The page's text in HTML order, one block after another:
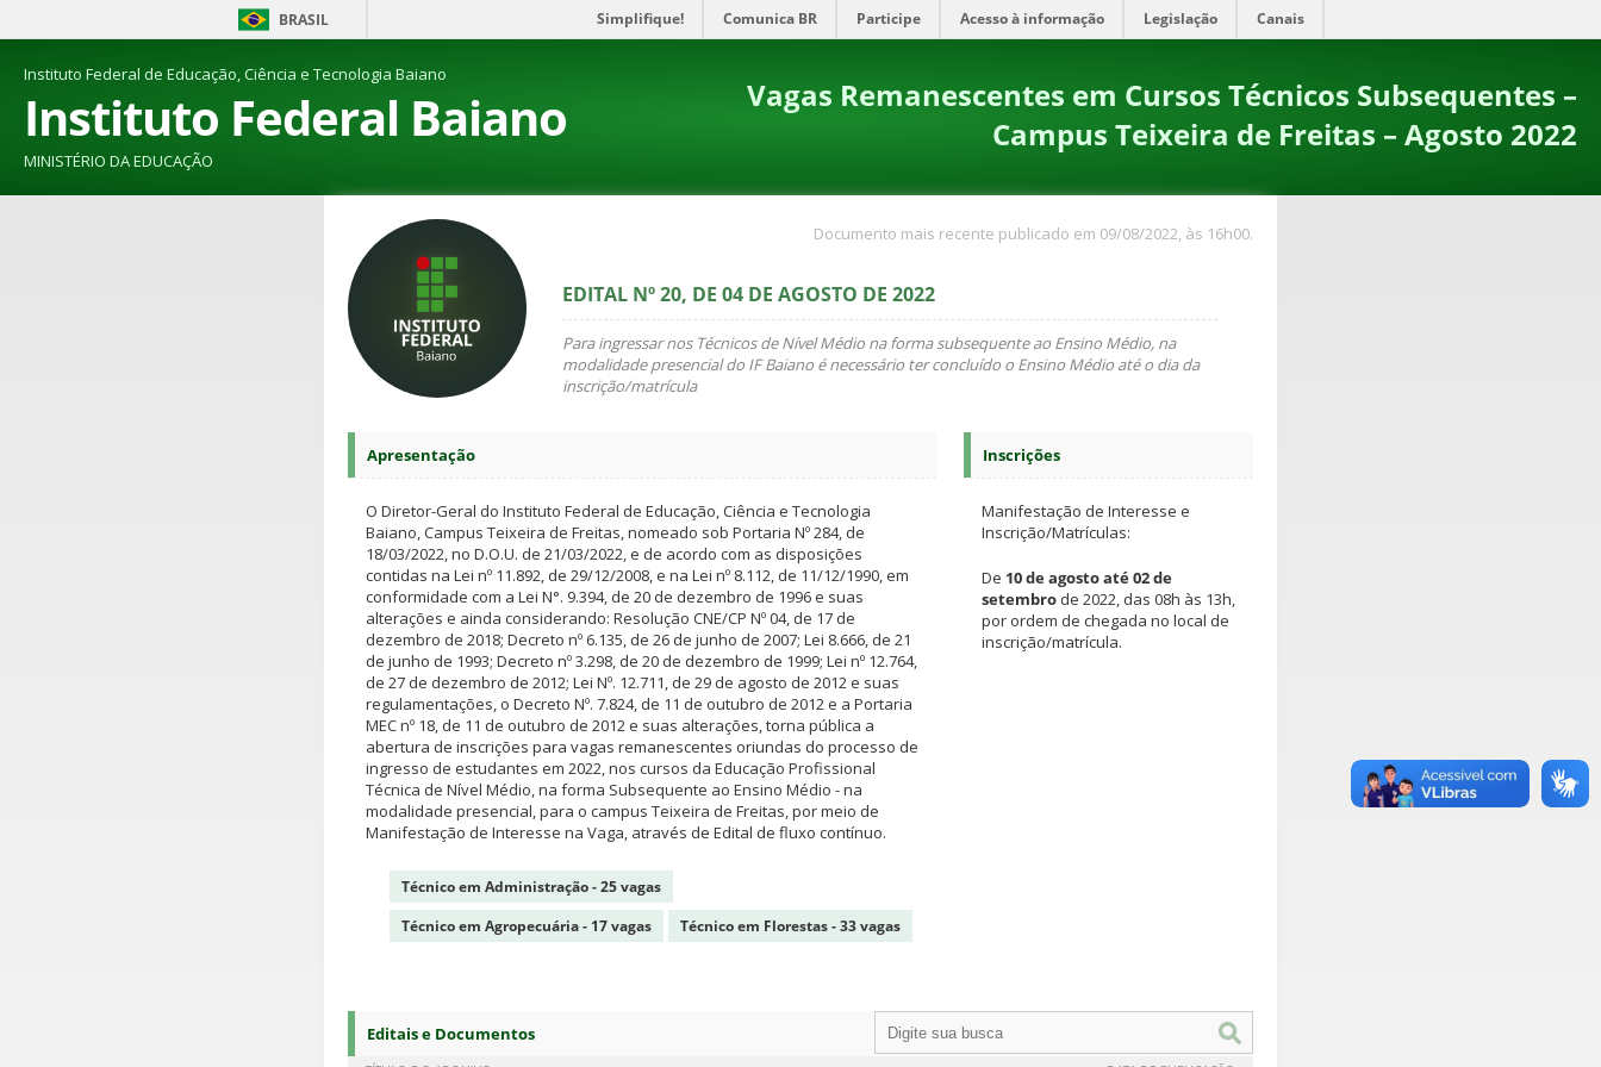
BRASIL Simplifique! Comunica BR Participe Acesso à informação Legislação Canais
Instituto Federal de Educação, Ciência e Tecnologia Baiano
Instituto Federal Baiano
MINISTÉRIO DA EDUCAÇÃO
Vagas Remanescentes em Cursos Técnicos Subsequentes –
Campus Teixeira de Freitas – Agosto 2022
Documento mais recente publicado em 09/08/2022, às 16h00.
EDITAL Nº 20, DE 04 DE AGOSTO DE 2022
Para ingressar nos Técnicos de Nível Médio na forma subsequente ao Ensino Médio, na
modalidade presencial do IF Baiano é necessário ter concluído o Ensino Médio até o dia da
inscrição/matrícula
Apresentação
O Diretor-Geral do Instituto Federal de Educação, Ciência e Tecnologia
Baiano, Campus Teixeira de Freitas, nomeado sob Portaria Nº 284, de
18/03/2022, no D.O.U. de 21/03/2022, e de acordo com as disposições
contidas na Lei nº 11.892, de 29/12/2008, e na Lei nº 8.112, de 11/12/1990, em
conformidade com a Lei N°. 9.394, de 20 de dezembro de 1996 e suas
alterações e ainda considerando: Resolução CNE/CP Nº 04, de 17 de
dezembro de 2018; Decreto nº 6.135, de 26 de junho de 2007; Lei 8.666, de 21
de junho de 1993; Decreto nº 3.298, de 20 de dezembro de 1999; Lei nº 12.764,
de 27 de dezembro de 2012; Lei Nº. 12.711, de 29 de agosto de 2012 e suas
regulamentações, o Decreto Nº. 7.824, de 11 de outubro de 2012 e a Portaria
MEC nº 18, de 11 de outubro de 2012 e suas alterações, torna pública a
abertura de inscrições para vagas remanescentes oriundas do processo de
ingresso de estudantes em 2022, nos cursos da Educação Profissional
Técnica de Nível Médio, na forma Subsequente ao Ensino Médio - na
modalidade presencial, para o campus Teixeira de Freitas, por meio de
Manifestação de Interesse na Vaga, através de Edital de fluxo contínuo.
Técnico em Administração - 25 vagas
Técnico em Agropecuária - 17 vagas
Técnico em Florestas - 33 vagas
Inscrições
Manifestação de Interesse e
Inscrição/Matrículas:
De 10 de agosto até 02 de
setembrode 2022, das 08h às 13h,
por ordem de chegada no local de
inscrição/matrícula.
Editais e Documentos